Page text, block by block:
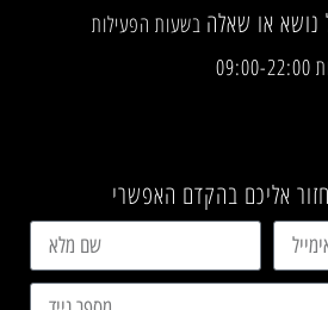
נושא או שאלה בשעות הפעילות
אליכם בהקדם האפשרי